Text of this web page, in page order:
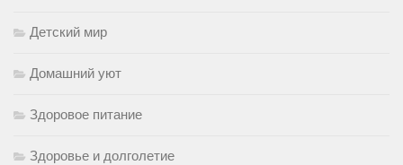
Детский мир
Домашний уют
Здоровое питание
Здоровье и долголетие